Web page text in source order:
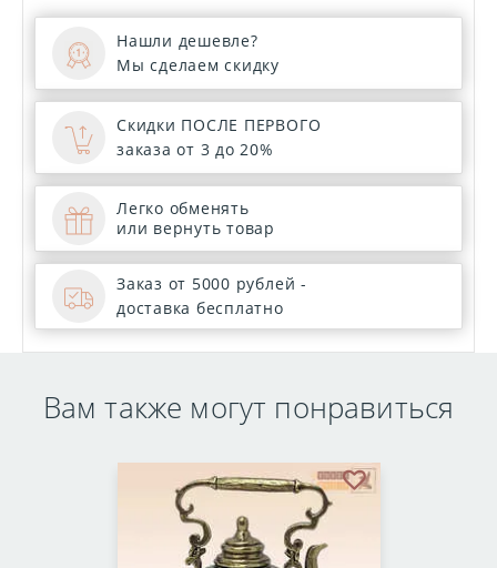
Нашли дешевле?
Мы сделаем скидку
Скидки ПОСЛЕ ПЕРВОГО
заказа от 3 до 20%
Легко обменять
или вернуть товар
Заказ от 5000 рублей -
доставка бесплатно
Вам также могут понравиться
В избранное